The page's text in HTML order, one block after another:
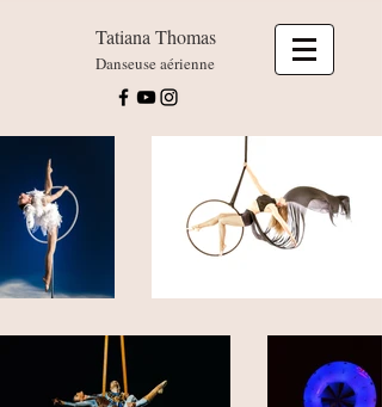
Tatiana Thomas
Danseuse aérienne